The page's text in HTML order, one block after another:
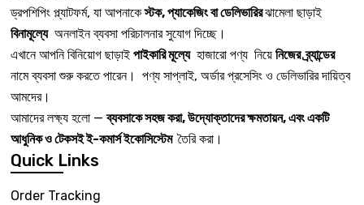
ড্রপশিপিং প্ল্যাটফর্ম, যা আপনাকেস্টক, প্যাকেজিং বা ডেলিভারিরঝামেলা ছাড়াই
বিনামূল্যেঅনলাইন ব্যবসা পরিচালনার সুযোগ দিচ্ছে।
এখানে আপনি বিনিয়োগ ছাড়াই পাইকারি মূল্যেহাজারো পণ্য নিয়ে নিজের ব্র্যান্ডের
নামে ব্যবসা শুরু করতে পারেন। পণ্য সাপ্লাই, অর্ডার প্রসেসিং ও ডেলিভারির দায়িত্ব
আমদের।
আমাদের লক্ষ্য হলো —ব্যবসাকে সহজ করা, উদ্যোক্তাদের ক্ষমতায়ন, এবং একটি
আধুনিক ও টেকসই ই-কমার্স ইকোসিস্টেম তৈরি করা।
Quick Links
Order Tracking